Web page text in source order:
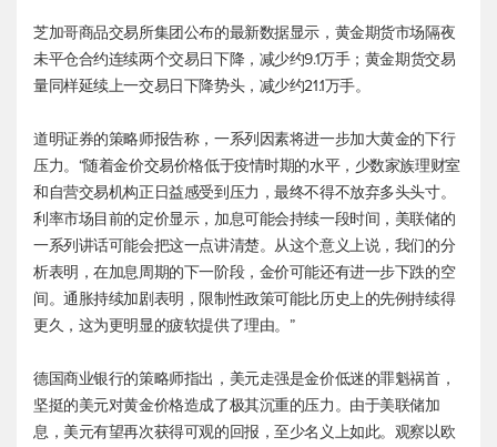
芝加哥商品交易所集团公布的最新数据显示，黄金期货市场隔夜
未平仓合约连续两个交易日下降，减少约9.1万手；黄金期货交易
量同样延续上一交易日下降势头，减少约21.1万手。
道明证券的策略师报告称，一系列因素将进一步加大黄金的下行
压力。“随着金价交易价格低于疫情时期的水平，少数家族理财室
和自营交易机构正日益感受到压力，最终不得不放弃多头头寸。
利率市场目前的定价显示，加息可能会持续一段时间，美联储的
一系列讲话可能会把这一点讲清楚。从这个意义上说，我们的分
析表明，在加息周期的下一阶段，金价可能还有进一步下跌的空
间。通胀持续加剧表明，限制性政策可能比历史上的先例持续得
更久，这为更明显的疲软提供了理由。”
德国商业银行的策略师指出，美元走强是金价低迷的罪魁祸首，
坚挺的美元对黄金价格造成了极其沉重的压力。由于美联储加
息，美元有望再次获得可观的回报，至少名义上如此。观察以欧